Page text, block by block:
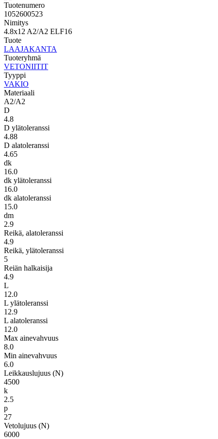
Tuotenumero
1052600523
Nimitys
4.8x12 A2/A2 ELF16
Tuote
LAAJAKANTA
Tuoteryhmä
VETONIITIT
Tyyppi
VAKIO
Materiaali
A2/A2
D
4.8
D ylätoleranssi
4.88
D alatoleranssi
4.65
dk
16.0
dk ylätoleranssi
16.0
dk alatoleranssi
15.0
dm
2.9
Reikä, alatoleranssi
4.9
Reikä, ylätoleranssi
5
Reiän halkaisija
4.9
L
12.0
L ylätoleranssi
12.9
L alatoleranssi
12.0
Max ainevahvuus
8.0
Min ainevahvuus
6.0
Leikkauslujuus (N)
4500
k
2.5
p
27
Vetolujuus (N)
6000